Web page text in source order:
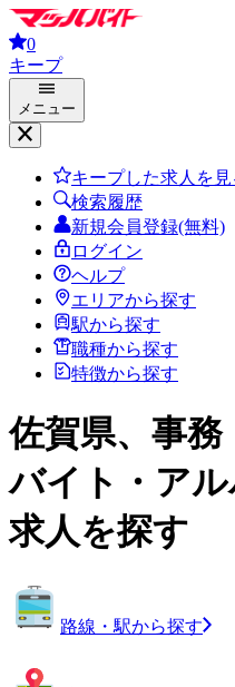
0
キープ
メニュー
キープした求人を見
検索履歴
新規会員登録(無料)
ログイン
ヘルプ
エリアから探す
駅から探す
職種から探す
特徴から探す
佐賀県、事務
バイト・ア
求人を探す
路線・駅から探す